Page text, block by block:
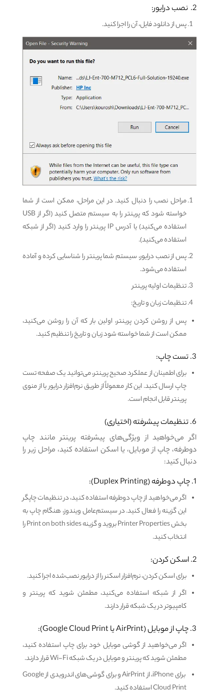
2. نصب درایور:
پس از دانلود فایل، آن را اجرا کنید.
مراحل نصب را دنبال کنید. در این مراحل، ممکن است از شما
خواسته شود که پرینتر را به سیستم متصل کنید (اگر از USB
استفاده می‌کنید) یا آدرس IP پرینتر را وارد کنید (اگر از شبکه
استفاده می‌کنید).
پس از نصب درایور، سیستم شما پرینتر را شناسایی کرده و آماده
استفاده می‌شود.
تنظیمات اولیه پرینتر
تنظیمات زبان و تاریخ:
پس از روشن کردن پرینتر، اولین بار که آن را روشن می‌کنید،
ممکن است از شما خواسته شود زبان و تاریخ را تنظیم کنید.
3. تست چاپ:
برای اطمینان از عملکرد صحیح پرینتر، می‌توانید یک صفحه تست
چاپ ارسال کنید. این کار معمولاً از طریق نرم‌افزار درایور یا از منوی
پرینتر قابل انجام است.
6. تنظیمات پیشرفته (اختیاری)
اگر می‌خواهید از ویژگی‌های پیشرفته پرینتر مانند چاپ
دوطرفه، چاپ از موبایل، یا اسکن استفاده کنید، مراحل زیر را
دنبال کنید:
1. چاپ دوطرفه (Duplex Printing):
اگر می‌خواهید از چاپ دوطرفه استفاده کنید، در تنظیمات چاپگر
این گزینه را فعال کنید. در سیستم‌عامل ویندوز، هنگام چاپ به
بخش Printer Properties بروید و گزینه Print on both sides را
انتخاب کنید.
2. اسکن کردن:
برای اسکن کردن، نرم‌افزار اسکنر را از درایور نصب‌شده اجرا کنید.
اگر از شبکه استفاده می‌کنید، مطمئن شوید که پرینتر و
کامپیوتر در یک شبکه قرار دارند.
3. چاپ از موبایل (AirPrint یا Google Cloud Print):
اگر می‌خواهید از گوشی موبایل خود برای چاپ استفاده کنید،
مطمئن شوید که پرینتر و موبایل در یک شبکه Wi-Fi قرار دارند.
برای iPhone، از AirPrint و برای گوشی‌های اندرویدی از Google
Cloud Print استفاده کنید.